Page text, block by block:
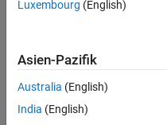
Luxembourg (English)
Asien-Pazifik
Australia (English)
India (English)